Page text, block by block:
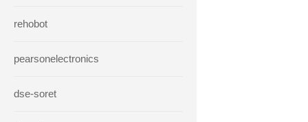
rehobot
pearsonelectronics
dse-soret